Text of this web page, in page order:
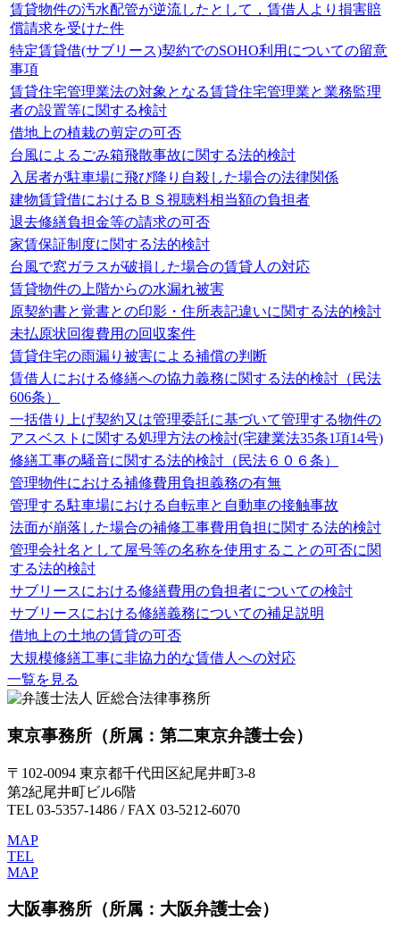
賃貸物件の汚水配管が逆流したとして，賃借人より損害賠
償請求を受けた件
特定賃貸借(サブリース)契約でのSOHO利用についての留意
事項
賃貸住宅管理業法の対象となる賃貸住宅管理業と業務監理
者の設置等に関する検討
借地上の植栽の剪定の可否
台風によるごみ箱飛散事故に関する法的検討
入居者が駐車場に飛び降り自殺した場合の法律関係
建物賃貸借におけるＢＳ視聴料相当額の負担者
退去修繕負担金等の請求の可否
家賃保証制度に関する法的検討
台風で窓ガラスが破損した場合の賃貸人の対応
賃貸物件の上階からの水漏れ被害
原契約書と覚書との印影・住所表記違いに関する法的検討
未払原状回復費用の回収案件
賃貸住宅の雨漏り被害による補償の判断
賃借人における修繕への協力義務に関する法的検討（民法
606条）
一括借り上げ契約又は管理委託に基づいて管理する物件の
アスベストに関する処理方法の検討(宅建業法35条1項14号)
修繕工事の騒音に関する法的検討（民法６０６条）
管理物件における補修費用負担義務の有無
管理する駐車場における自転車と自動車の接触事故
法面が崩落した場合の補修工事費用負担に関する法的検討
管理会社名として屋号等の名称を使用することの可否に関
する法的検討
サブリースにおける修繕費用の負担者についての検討
サブリースにおける修繕義務についての補足説明
借地上の土地の賃貸の可否
大規模修繕工事に非協力的な賃借人への対応
一覧を見る
東京事務所 （所属：第二東京弁護士会）
〒102-0094 東京都千代田区紀尾井町3-8
第2紀尾井町ビル6階
TEL 03-5357-1486 / FAX 03-5212-6070
MAP
TEL
MAP
大阪事務所 （所属：大阪弁護士会）